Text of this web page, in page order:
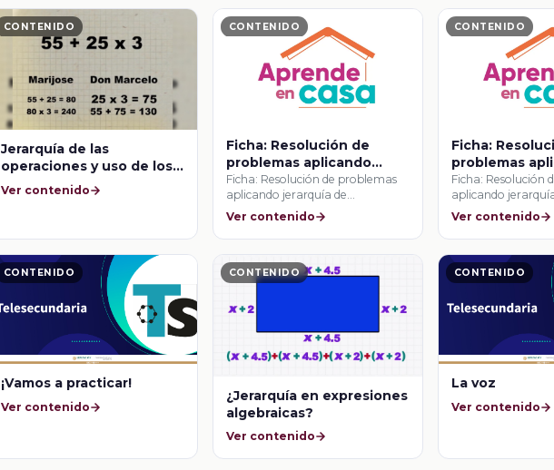
CONTENIDO
Jerarquía de las
operaciones y uso de los
paréntesis
Ver contenido
CONTENIDO
Ficha: Resolución de
problemas aplicando
jerarquía de operaciones
Ficha: Resolución de problemas
aplicando jerarquía de
operaciones
Ver contenido
CONTENIDO
Ficha:
problemas
jerarquía de
Ficha: Resolución
aplicando
operaciones
Ver contenido
CONTENIDO
¡Vamos a practicar!
Ver contenido
CONTENIDO
¿Jerarquía en expresiones
algebraicas?
Ver contenido
CONTENIDO
La voz
Ver contenido